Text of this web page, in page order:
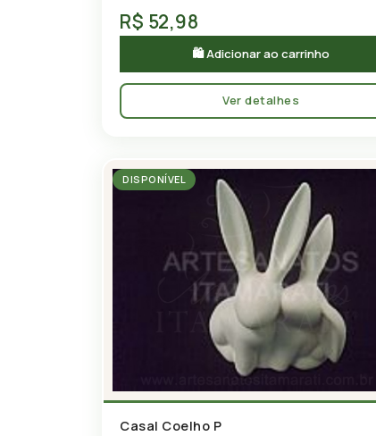
R$ 52,98
🛍 Adicionar ao carrinho
Ver detalhes
DISPONÍVEL
Casal Coelho P